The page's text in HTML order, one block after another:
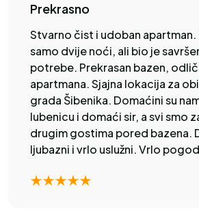
Prekrasno
Stvarno čist i udoban apartman.
samo dvije noći, ali bio je
potrebe. Prekrasan bazen,
apartmana. Sjajna lokacija za
grada Šibenika. Domaćini su
lubenicu i domaći sir, a svi smo
drugim gostima pored bazena.
ljubazni i vrlo uslužni. Vrlo